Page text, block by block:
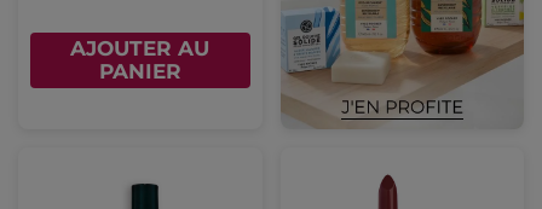
AJOUTER AU
PANIER